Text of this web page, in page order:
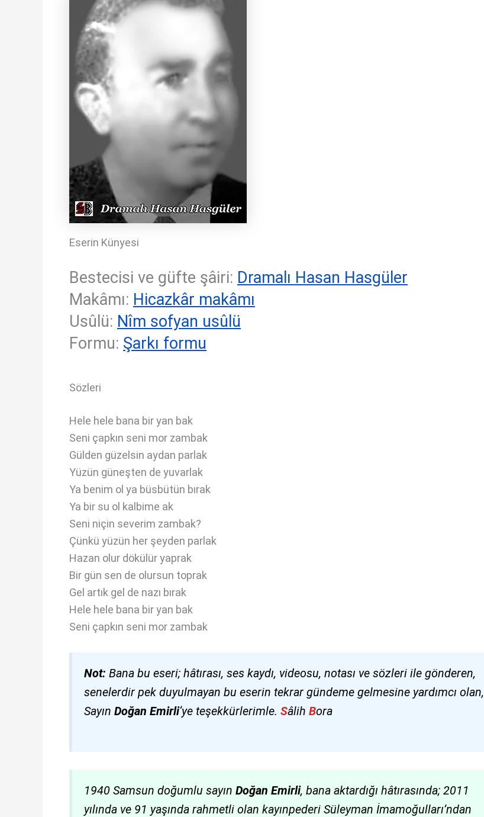
Eserin Künyesi
Bestecisi ve güfte şâiri: Dramalı Hasan Hasgüler
Makâmı: Hicazkâr makâmı
Usûlü: Nîm sofyan usûlü
Formu: Şarkı formu
Sözleri
Hele hele bana bir yan bak
Seni çapkın seni mor zambak
Gülden güzelsin aydan parlak
Yüzün güneşten de yuvarlak
Ya benim ol ya büsbütün bırak
Ya bir su ol kalbime ak
Seni niçin severim zambak?
Çünkü yüzün her şeyden parlak
Hazan olur dökülür yaprak
Bir gün sen de olursun toprak
Gel artık gel de nazı bırak
Hele hele bana bir yan bak
Seni çapkın seni mor zambak
Not: Bana bu eseri; hâtırası, ses kaydı, videosu, notası ve sözleri ile gönderen,
senelerdir pek duyulmayan bu eserin tekrar gündeme gelmesine yardımcı olan,
Sayın Doğan Emirli‘ye teşekkürlerimle. Sâlih Bora
1940 Samsun doğumlu sayın Doğan Emirli, bana aktardığı hâtırasında; 2011
yılında ve 91 yaşında rahmetli olan kayınpederi Süleyman İmamoğulları’ndan